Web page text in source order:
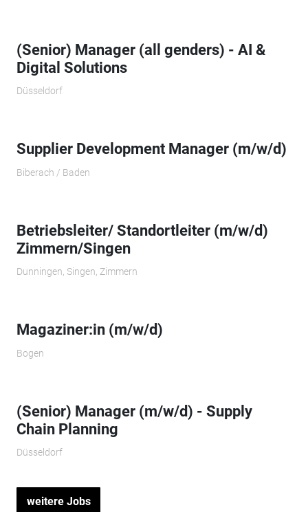
(Senior) Manager (all genders) - AI &
Digital Solutions
Düsseldorf
Supplier Development Manager (m/w/d)
Biberach / Baden
Betriebsleiter/ Standortleiter (m/w/d)
Zimmern/Singen
Dunningen, Singen, Zimmern
Magaziner:in (m/w/d)
Bogen
(Senior) Manager (m/w/d) - Supply
Chain Planning
Düsseldorf
weitere Jobs